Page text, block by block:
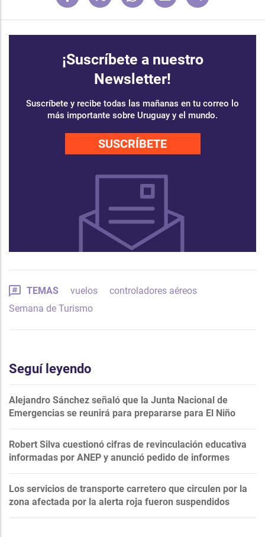
¡Suscríbete a nuestro
Newsletter!
Suscríbete y recibe todas las mañanas en tu correo lo
más importante sobre Uruguay y el mundo.
SUSCRÍBETE
TEMAS vuelos
controladores aéreos
Semana de Turismo
Seguí leyendo
Alejandro Sánchez señaló que la Junta Nacional de
Emergencias se reunirá para prepararse para El Niño
Robert Silva cuestionó cifras de revinculación educativa
informadas por ANEP y anunció pedido de informes
Los servicios de transporte carretero que circulen por la
zona afectada por la alerta roja fueron suspendidos